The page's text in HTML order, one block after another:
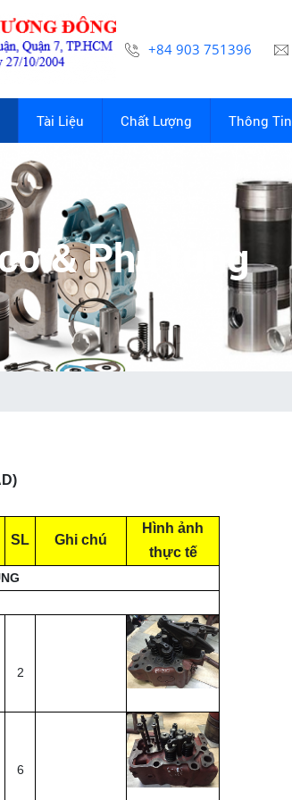
+84 903 751396
Tài Liệu Chất Lượng Thông Tin
cơ & Phụ tùng
SL Ghi chú
Hình ảnh
thực tế
2
6